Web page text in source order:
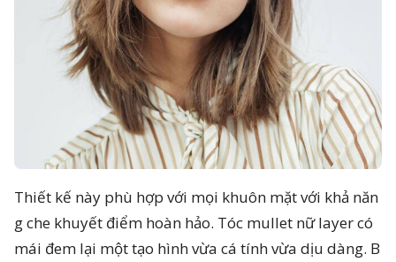
Thiết kế này phù hợp với mọi khuôn mặt với khả năn
g che khuyết điểm hoàn hảo. Tóc mullet nữ layer có
mái đem lại một tạo hình vừa cá tính vừa dịu dàng. B